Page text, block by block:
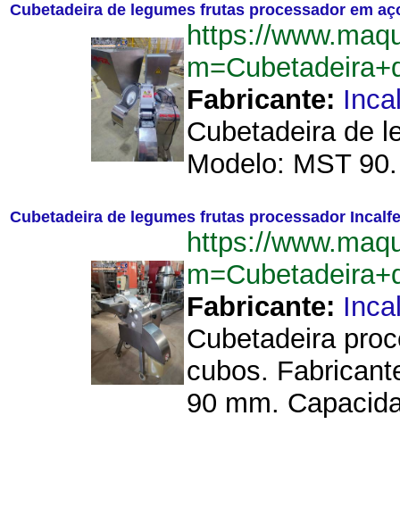
Cubetadeira de legumes frutas processador em
https://
Fabricante:
Cubetadeira de
Modelo: MST
Cubetadeira de legumes frutas processador
https://
Fabricante:
Cubetadeira
cubos.
90 mm.